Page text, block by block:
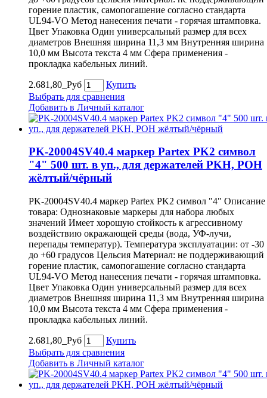
горение пластик, самопогашение согласно стандарта
UL94-VO Метод нанесения печати - горячая штамповка.
Цвет Упаковка Один универсальный размер для всех
диаметров Внешняя ширина 11,3 мм Внутренняя ширина
10,0 мм Высота текста 4 мм Сфера применения -
прокладка кабельных линий.
2.681,80_Руб
Купить
Выбрать для сравнения
Добавить в Личный каталог
PK-20004SV40.4 маркер Partex PK2 символ
"4" 500 шт. в уп., для держателей PKH, POH
жёлтый/чёрный
PK-20004SV40.4 маркер Partex PK2 символ "4" Описание
товара: Однознаковые маркеры для набора любых
значений Имеет хорошую стойкость к агрессивному
воздействию окражающей среды (вода, УФ-лучи,
перепады температур). Температура эксплуатации: от -30
до +60 градусов Цельсия Материал: не поддерживающий
горение пластик, самопогашение согласно стандарта
UL94-VO Метод нанесения печати - горячая штамповка.
Цвет Упаковка Один универсальный размер для всех
диаметров Внешняя ширина 11,3 мм Внутренняя ширина
10,0 мм Высота текста 4 мм Сфера применения -
прокладка кабельных линий.
2.681,80_Руб
Купить
Выбрать для сравнения
Добавить в Личный каталог